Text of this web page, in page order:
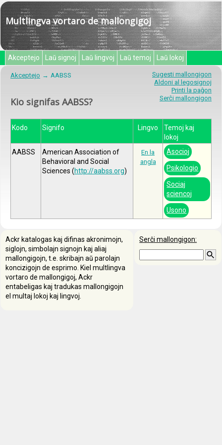
Multlingva vortaro de mallongigoj
Akceptejo Laŭ signoj Laŭ lingvoj Laŭ temoj Laŭ lokoj
Sugesti mallongigon
Aldoni al legosignoj
Printi la paĝon
Serĉi mallongigon
Akceptejo AABSS
Kio signifas AABSS?
Kodo Signifo Lingvo
Temoj kaj
lokoj
AABSS
American Association of
Behavioral and Social
Sciences (http://aabss.org)
En la
angla
Asocioj
Psikologio
Sociaj
sciencoj
Usono
Serĉi mallongigon:
Ackr katalogas kaj difinas akronimojn,
siglojn, simbolajn signojn kaj aliaj
mallongigojn, t.e. skribajn aŭ parolajn
koncizigojn de esprimo. Kiel multlingva
vortaro de mallongigoj, Ackr
entabeligas kaj tradukas mallongigojn
el multaj lokoj kaj lingvoj.